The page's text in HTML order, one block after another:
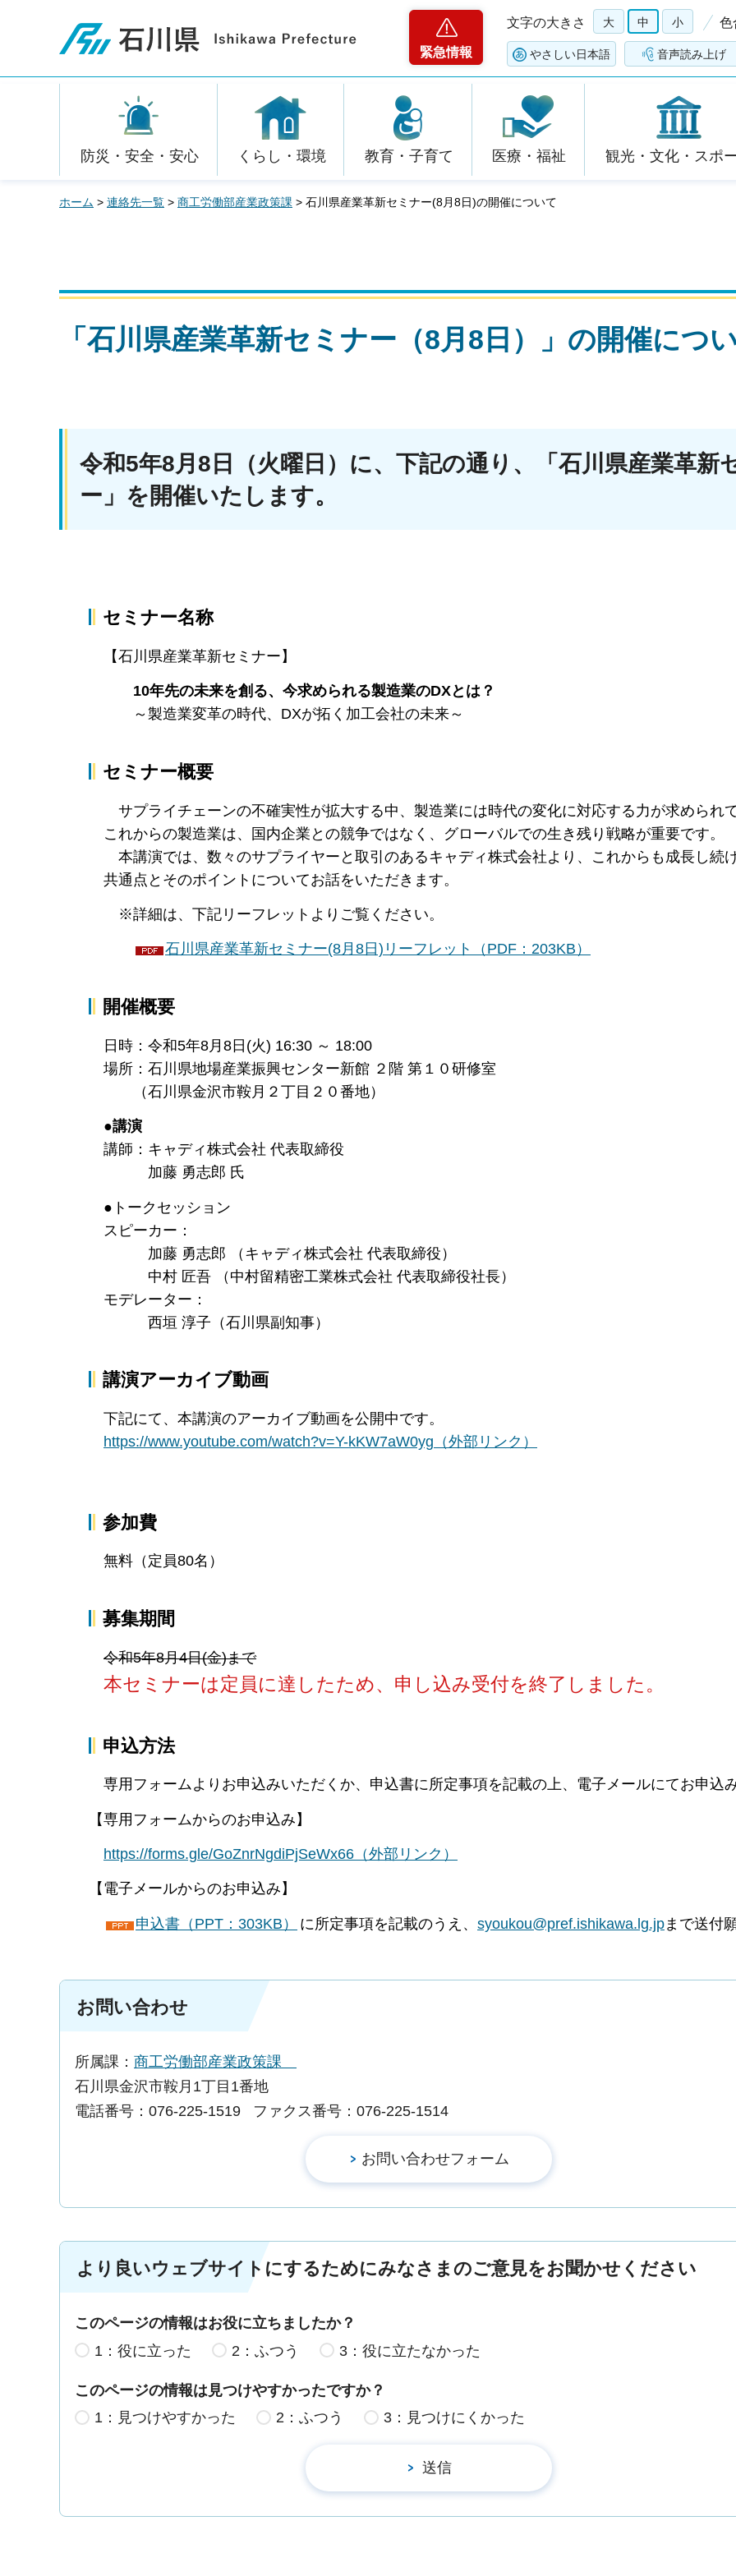
石川県
緊急情報
文字の大きさ 大 中 小 色
やさしい日本語 音声読み上げ
防災・安全・安心 くらし・環境 教育・子育て 医療・福祉 観光・文化・スポ
ホーム > 連絡先一覧 > 商工労働部産業政策課 > 石川県産業革新セミナー(8月8日)の開催について
「石川県産業革新セミナー（8月8日）」の開催につ
令和5年8月8日（火曜日）に、下記の通り、「石川県産業革新
ー」を開催いたします。
セミナー名称
【石川県産業革新セミナー】
10年先の未来を創る、今求められる製造業のDXとは？
～製造業変革の時代、DXが拓く加工会社の未来～
セミナー概要
サプライチェーンの不確実性が拡大する中、製造業には時代の変化に対応する力が求められて
これからの製造業は、国内企業との競争ではなく、グローバルでの生き残り戦略が重要です。
本講演では、数々のサプライヤーと取引のあるキャディ株式会社より、これからも成長し続
共通点とそのポイントについてお話をいただきます。
※詳細は、下記リーフレットよりご覧ください。
石川県産業革新セミナー(8月8日)リーフレット（PDF：203KB）
開催概要
日時：令和5年8月8日(火) 16:30 ～ 18:00
場所：石川県地場産業振興センター新館 ２階 第１０研修室
（石川県金沢市鞍月２丁目２０番地）
●講演
講師：キャディ株式会社 代表取締役
加藤 勇志郎 氏
●トークセッション
スピーカー：
加藤 勇志郎 （キャディ株式会社 代表取締役）
中村 匠吾 （中村留精密工業株式会社 代表取締役社長）
モデレーター：
西垣 淳子（石川県副知事）
講演アーカイブ動画
下記にて、本講演のアーカイブ動画を公開中です。
https://www.youtube.com/watch?v=Y-kKW7aW0yg（外部リンク）
参加費
無料（定員80名）
募集期間
令和5年8月4日(金)まで
本セミナーは定員に達したため、申し込み受付を終了しました。
申込方法
専用フォームよりお申込みいただくか、申込書に所定事項を記載の上、電子メールにてお申込み
【専用フォームからのお申込み】
https://forms.gle/GoZnrNgdiPjSeWx66（外部リンク）
【電子メールからのお申込み】
申込書（PPT：303KB） に所定事項を記載のうえ、 syoukou@pref.ishikawa.lg.jp まで送付
お問い合わせ
所属課： 商工労働部産業政策課
石川県金沢市鞍月1丁目1番地
電話番号：076-225-1519
ファクス番号：076-225-1514
より良いウェブサイトにするためにみなさまのご意見をお聞かせください
このページの情報はお役に立ちましたか？
1：役に立った
2：ふつう 3：役に立たなかった
このページの情報は見つけやすかったですか？
1：見つけやすかった
2：ふつう 3：見つけにくかった